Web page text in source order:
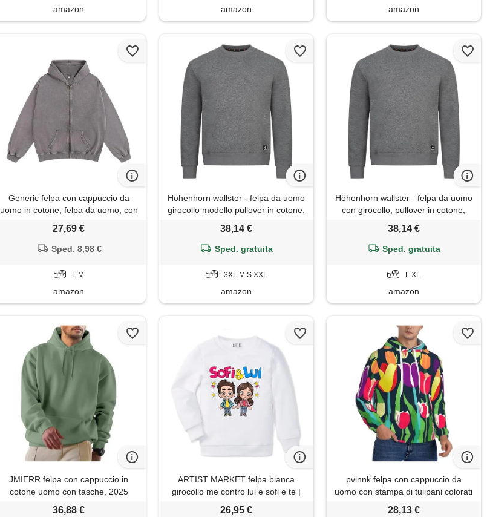
amazon amazon amazon
Generic felpa con cappuccio da
uomo in cotone, felpa da uomo, con
casual, con cappuccio, per autunno
e inverno, grigio. , m
27,69 €
Sped. 8,98 €
L M
amazon
Höhenhorn wallster - felpa da uomo
girocollo modello pullover in cotone,
38,14 €
Sped. gratuita
3XL M S XXL
amazon
Höhenhorn wallster - felpa da uomo
con girocollo, pullover in cotone,
38,14 €
Sped. gratuita
L XL
amazon
JMIERR felpa con cappuccio in
cotone uomo con tasche, 2025
casual hoodie lunghe pullover
36,88 €
ARTIST MARKET felpa bianca
girocollo me contro lui e sofi e te |
alta qualità made in italy (it, età, 7
26,95 €
pvinnk felpa con cappuccio da
uomo con stampa di tulipani colorati
traspirante per la primavera
28,13 €